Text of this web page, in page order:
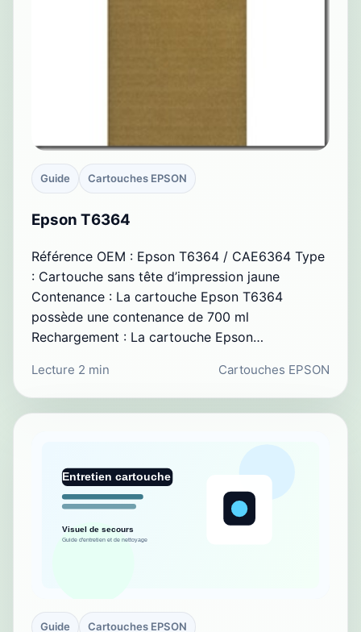
Guide Cartouches EPSON
Epson T6364
Référence OEM : Epson T6364 / CAE6364 Type
: Cartouche sans tête d’impression jaune
Contenance : La cartouche Epson T6364
possède une contenance de 700 ml
Rechargement : La cartouche Epson…
Lecture 2 min Cartouches EPSON
Guide Cartouches EPSON